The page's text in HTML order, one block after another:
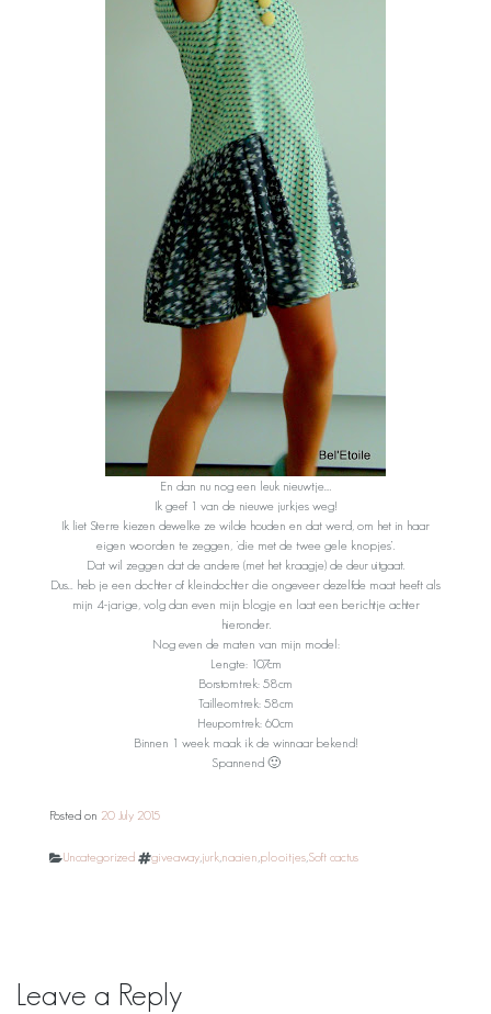
En dan nu nog een leuk nieuwtje….
Ik geef 1 van de nieuwe jurkjes weg!
Ik liet Sterre kiezen dewelke ze wilde houden en dat werd, om het in haar
eigen woorden te zeggen, ‘die met de twee gele knopjes’.
Dat wil zeggen dat de andere (met het kraagje) de deur uitgaat.
Dus… heb je een dochter of kleindochter die ongeveer dezelfde maat heeft als
mijn 4-jarige, volg dan even mijn blogje en laat een berichtje achter
hieronder.
Nog even de maten van mijn model:
Lengte: 107cm
Borstomtrek: 58cm
Tailleomtrek: 58cm
Heupomtrek: 60cm
Binnen 1 week maak ik de winnaar bekend!
Spannend 🙂
Posted on 20 July 2015
Categories
Uncategorized Tags
giveaway jurk naaien plooitjes Soft cactus
Leave a Reply